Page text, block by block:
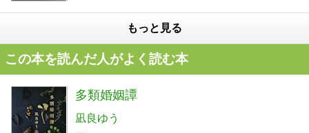
もっと見る
この本を読んだ人がよく読む本
多類婚姻譚
凪良ゆう